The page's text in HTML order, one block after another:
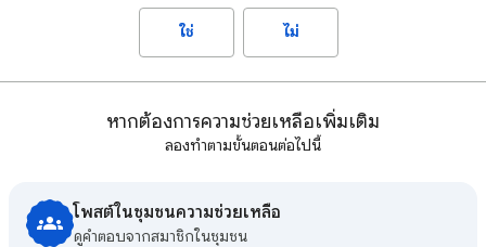
ใช่ ไม่
หากต้องการความช่วยเหลือเพิ่มเติม
ลองทำตามขั้นตอนต่อไปนี้
โพสต์ในชุมชนความช่วยเหลือ
ดูคําตอบจากสมาชิกในชุมชน